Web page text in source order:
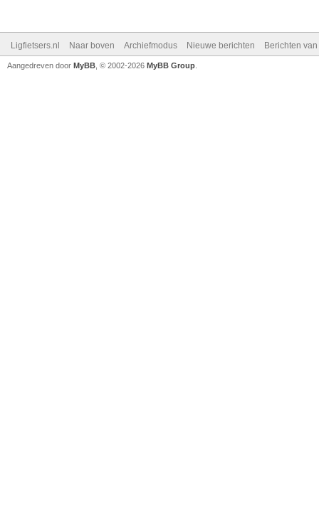
Ligfietsers.nl Naar boven Archiefmodus Nieuwe berichten Berichten
Aangedreven door MyBB , © 2002-2026 MyBB Group